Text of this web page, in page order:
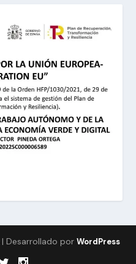
| Desarrollado por WordPress